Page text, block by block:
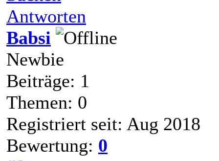
Antworten
Babsi
Newbie
Beiträge: 1
Themen: 0
Registriert seit: Aug 2018
Bewertung: 0